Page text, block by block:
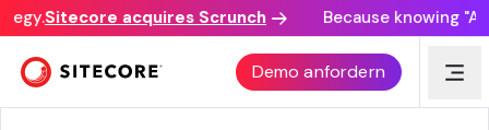
Sitecore acquires Scrunch Because knowing
Demo anfordern
SITECORE + CHILI VERÖFFENTLICHEN